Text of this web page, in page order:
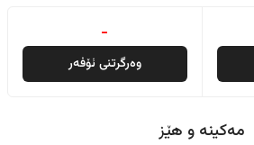
-
وەرگرتنی ئۆفەر
مەکینە و هێز